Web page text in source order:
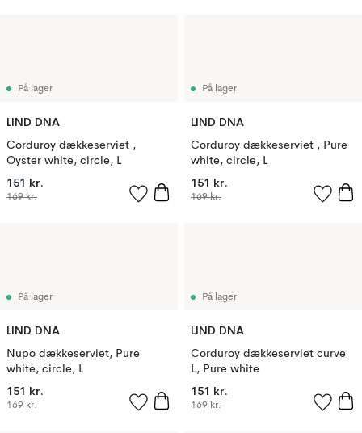
På lager
LIND DNA
Corduroy dækkeserviet ,
Oyster white, circle, L
151 kr.
169 kr.
På lager
LIND DNA
Corduroy dækkeserviet , Pure
white, circle, L
151 kr.
169 kr.
På lager
LIND DNA
Nupo dækkeserviet, Pure
white, circle, L
151 kr.
169 kr.
På lager
LIND DNA
Corduroy dækkeserviet curve
L, Pure white
151 kr.
169 kr.